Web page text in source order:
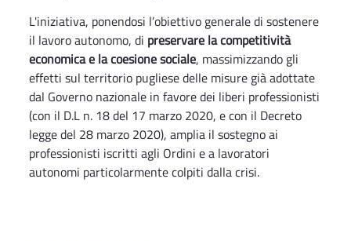
L'iniziativa, ponendosi l’obiettivo generale di sostenere
il lavoro autonomo, di preservare la competitività
economica e la coesione sociale, massimizzando gli
effetti sul territorio pugliese delle misure già adottate
dal Governo nazionale in favore dei liberi professionisti
(con il D.L n. 18 del 17 marzo 2020, e con il Decreto
legge del 28 marzo 2020), amplia il sostegno ai
professionisti iscritti agli Ordini e a lavoratori
autonomi particolarmente colpiti dalla crisi.